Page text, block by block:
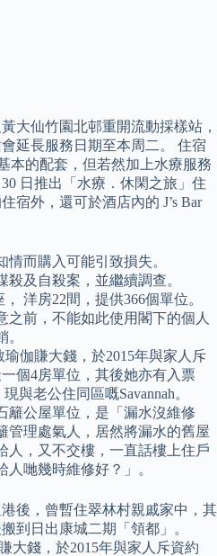
大仙竹園北邨重開流動採樣站，
延長服務日期至本周二。 住宿
本的配套，但若然加上水療服務
日推出「水療．休閑之旅」住
宿外，還可於酒店內的 J’s Bar
而購入可能引致損失。
及自殺案，並繼續調查。
洋房22間，提供366個單位。
之前，不能如此使用閣下的個人
伽賺大錢，於2015年與家人斥
個4房單位，其後她亦有入票
與老公住同區嘅Savannah。
籬公屋單位，是「漏水沒維修
管理處氣人，居然將漏水的舊屋
人，又不交樓，一直話樓上住戶
哋幾時維修好？」。
後，曾暫住翠林村親戚家中，其
到日出康城二期「領都」。
大錢，於2015年與家人斥資約